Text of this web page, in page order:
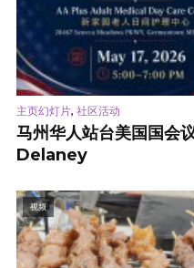
主页幻灯片, 社区活动
马州华人站台美国国
Delaney
视频